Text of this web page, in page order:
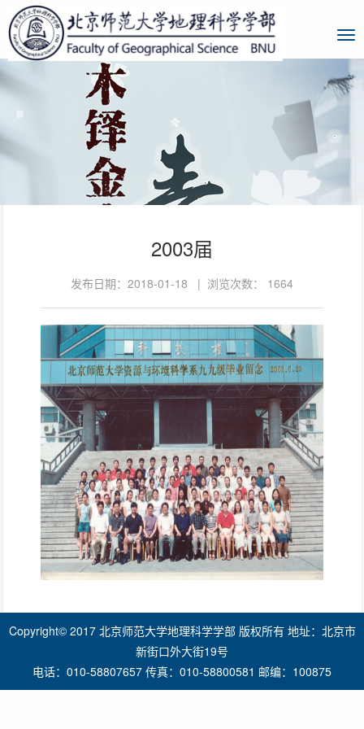
2003届
发布日期：2018-01-18 | 浏览次数： 1664
Copyright© 2017 北京师范大学地理科学学部 版权所有 地址：北京市
新街口外大街19号
电话：010-58807657 传真：010-58800581 邮编：100875